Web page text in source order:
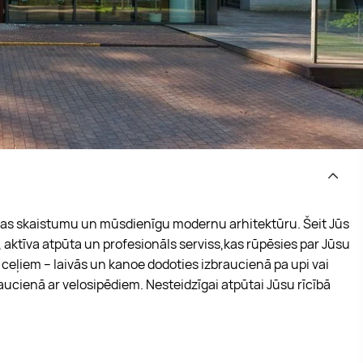
skaistumu un mūsdienīgu modernu arhitektūru. Šeit Jūs
atpūta un profesionāls serviss,kas rūpēsies par Jūsu
– laivās un kanoe dodoties izbraucienā pa upi vai
ar velosipēdiem. Nesteidzīgai atpūtai Jūsu rīcībā